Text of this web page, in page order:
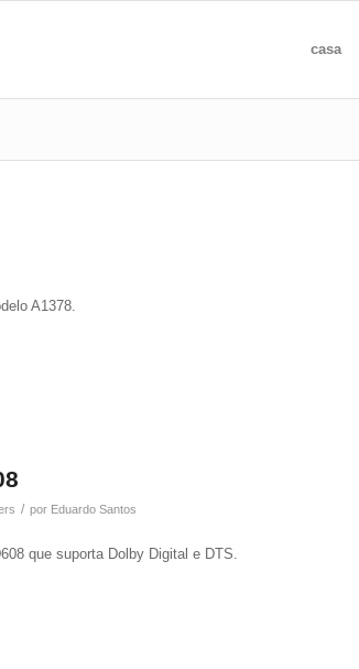
casa
A1378.
/ por Eduardo Santos
que suporta Dolby Digital e DTS.